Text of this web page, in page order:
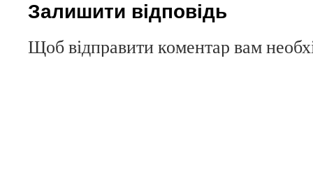
Залишити відповідь
Щоб відправити коментар вам